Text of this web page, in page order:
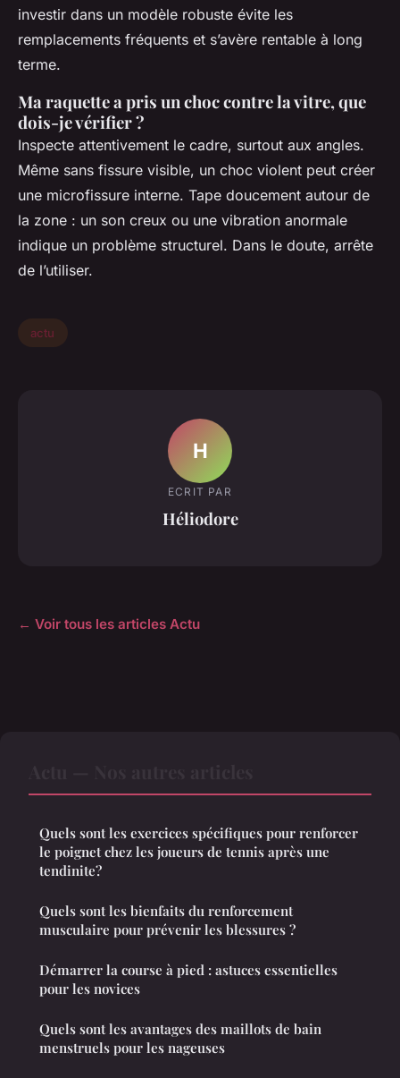
investir dans un modèle robuste évite les
remplacements fréquents et s’avère rentable à long
terme.
Ma raquette a pris un choc contre la vitre, que
dois-je vérifier ?
Inspecte attentivement le cadre, surtout aux angles.
Même sans fissure visible, un choc violent peut créer
une microfissure interne. Tape doucement autour de
la zone : un son creux ou une vibration anormale
indique un problème structurel. Dans le doute, arrête
de l’utiliser.
actu
H
ECRIT PAR
Héliodore
← Voir tous les articles Actu
Quels sont les exercices spécifiques pour renforcer
le poignet chez les joueurs de tennis après une
tendinite?
Quels sont les bienfaits du renforcement
musculaire pour prévenir les blessures ?
Démarrer la course à pied : astuces essentielles
pour les novices
Quels sont les avantages des maillots de bain
menstruels pour les nageuses